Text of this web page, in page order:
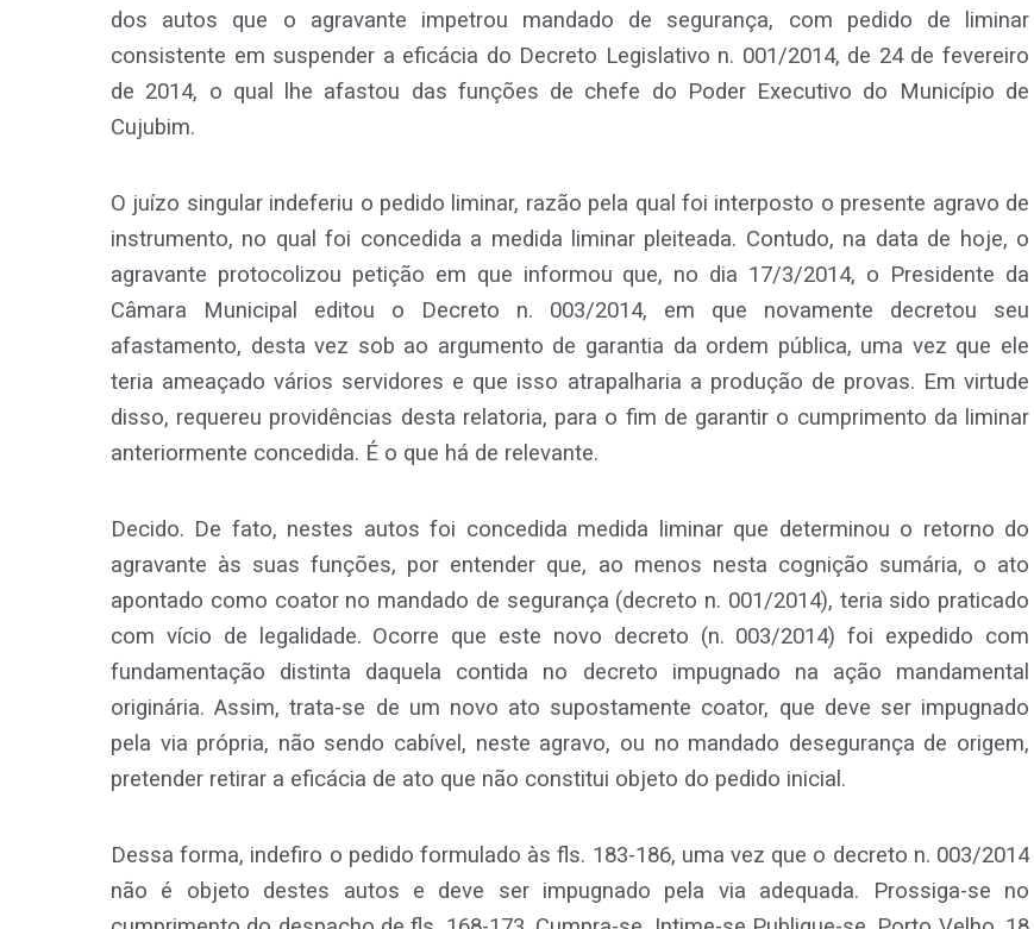
dos autos que o agravante impetrou mandado de segurança, com pedido de liminar
consistente em suspender a eficácia do Decreto Legislativo n. 001/2014, de 24 de fevereiro
de 2014, o qual lhe afastou das funções de chefe do Poder Executivo do Município de
Cujubim.
O juízo singular indeferiu o pedido liminar, razão pela qual foi interposto o presente agravo de
instrumento, no qual foi concedida a medida liminar pleiteada. Contudo, na data de hoje, o
agravante protocolizou petição em que informou que, no dia 17/3/2014, o Presidente da
Câmara Municipal editou o Decreto n. 003/2014, em que novamente decretou seu
afastamento, desta vez sob ao argumento de garantia da ordem pública, uma vez que ele
teria ameaçado vários servidores e que isso atrapalharia a produção de provas. Em virtude
disso, requereu providências desta relatoria, para o fim de garantir o cumprimento da liminar
anteriormente concedida. É o que há de relevante.
Decido. De fato, nestes autos foi concedida medida liminar que determinou o retorno do
agravante às suas funções, por entender que, ao menos nesta cognição sumária, o ato
apontado como coator no mandado de segurança (decreto n. 001/2014), teria sido praticado
com vício de legalidade. Ocorre que este novo decreto (n. 003/2014) foi expedido com
fundamentação distinta daquela contida no decreto impugnado na ação mandamental
originária. Assim, trata-se de um novo ato supostamente coator, que deve ser impugnado
pela via própria, não sendo cabível, neste agravo, ou no mandado desegurança de origem,
pretender retirar a eficácia de ato que não constitui objeto do pedido inicial.
Dessa forma, indefiro o pedido formulado às fls. 183-186, uma vez que o decreto n. 003/2014
não é objeto destes autos e deve ser impugnado pela via adequada. Prossiga-se no